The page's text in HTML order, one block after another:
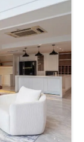
lý hàng
(30,000-
điện nước
sẽ được
thực